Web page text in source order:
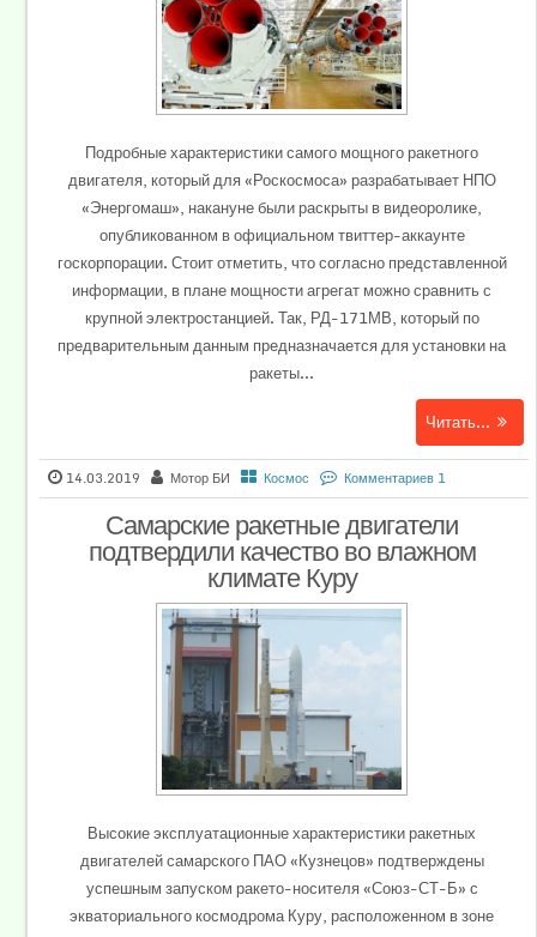
Подробные характеристики самого мощного ракетного
двигателя, который для «Роскосмоса» разрабатывает НПО
«Энергомаш», накануне были раскрыты в видеоролике,
опубликованном в официальном твиттер-аккаунте
госкорпорации. Стоит отметить, что согласно представленной
информации, в плане мощности агрегат можно сравнить с
крупной электростанцией. Так, РД-171МВ, который по
предварительным данным предназначается для установки на
ракеты...
Читать...
14.03.2019 Мотор БИ Космос Комментариев 1
Самарские ракетные двигатели
подтвердили качество во влажном
климате Куру
Высокие эксплуатационные характеристики ракетных
двигателей самарского ПАО «Кузнецов» подтверждены
успешным запуском ракето-носителя «Союз-СТ-Б» с
экваториального космодрома Куру, расположенном в зоне